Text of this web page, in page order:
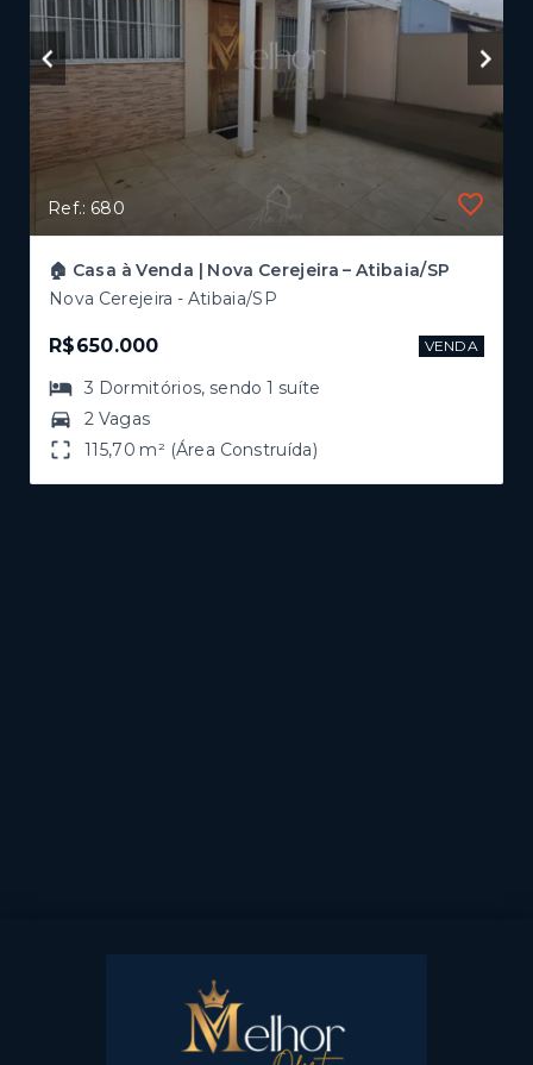
Ref.: 680
🏠 Casa à Venda | Nova Cerejeira – Atibaia/SP
Nova Cerejeira - Atibaia/SP
R$650.000 VENDA
3 Dormitórios, sendo1 suíte
2 Vagas
115,70 m² (Área Construída)